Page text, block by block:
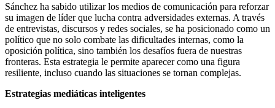
Sánchez ha sabido utilizar los medios de comunicación para reforzar
su imagen de líder que lucha contra adversidades externas. A través
de entrevistas, discursos y redes sociales, se ha posicionado como un
político que no solo combate las dificultades internas, como la
oposición política, sino también los desafíos fuera de nuestras
fronteras. Esta estrategia le permite aparecer como una figura
resiliente, incluso cuando las situaciones se tornan complejas.
Estrategias mediáticas inteligentes